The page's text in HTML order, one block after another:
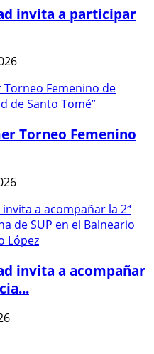
invita a participar
Torneo Femenino
invita a acompañar